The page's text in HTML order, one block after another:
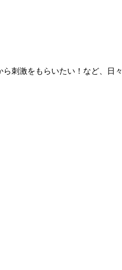
刺激をもらいたい！など、